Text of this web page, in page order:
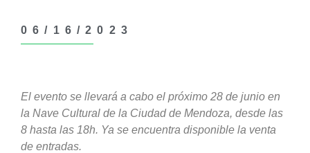
06/16/2023
El evento se llevará a cabo el próximo 28 de junio en
la Nave Cultural de la Ciudad de Mendoza, desde las
8 hasta las 18h. Ya se encuentra disponible la venta
de entradas.